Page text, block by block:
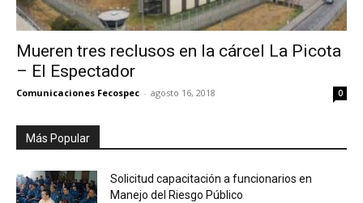
Mueren tres reclusos en la cárcel La Picota
– El Espectador
Comunicaciones Fecospec - agosto 16, 2018 0
Más Popular
Solicitud capacitación a funcionarios en
Manejo del Riesgo Público